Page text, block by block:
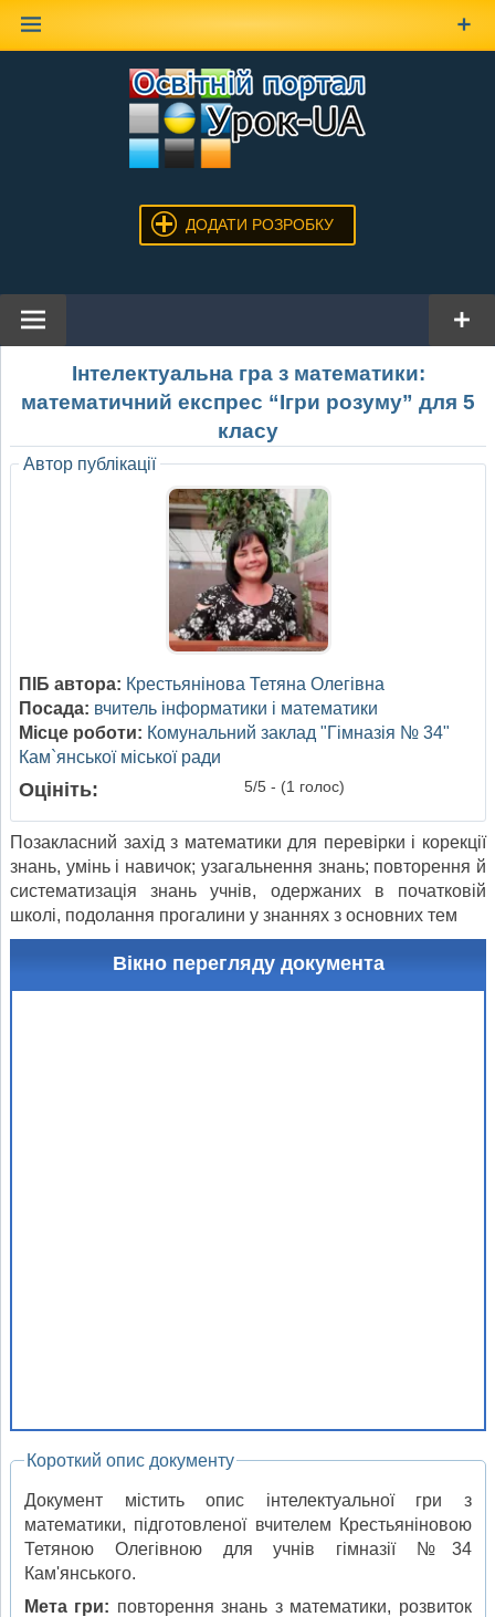
ДОДАТИ РОЗРОБКУ
Інтелектуальна гра з математики:
математичний експрес “Ігри розуму” для 5
класу
Автор публікації
ПІБ автора: Крестьянінова Тетяна Олегівна
Посада: вчитель інформатики і математики
Місце роботи: Комунальний заклад "Гімназія № 34"
Кам`янської міської ради
Оцініть: 5/5 - (1 голос)
Позакласний захід з математики для перевірки і корекції
знань, умінь і навичок; узагальнення знань; повторення й
систематизація знань учнів, одержаних в початковій
школі, подолання прогалини у знаннях з основних тем
Вікно перегляду документа
Короткий опис документу
Документ містить опис інтелектуальної гри з
математики, підготовленої вчителем Крестьяніновою
Тетяною Олегівною для учнів гімназії №34
Кам'янського.
Мета гри: повторення знань з математики, розвиток